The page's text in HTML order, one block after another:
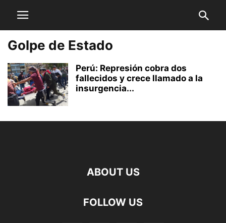
Golpe de Estado
Perú: Represión cobra dos
fallecidos y crece llamado a la
insurgencia...
ABOUT US
FOLLOW US